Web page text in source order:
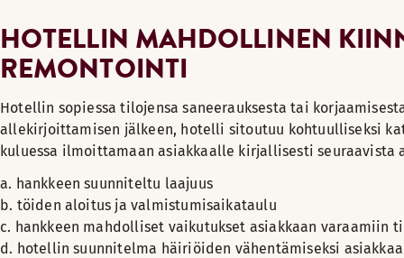
HOTELLIN MAHDOLLINEN
REMONTOINTI
Hotellin sopiessa tilojensa saneerauksesta tai
allekirjoittamisen jälkeen, hotelli sitoutuu kohtuulliseksi
kuluessa ilmoittamaan asiakkaalle kirjallisesti seuraavista
a. hankkeen suunniteltu laajuus
b. töiden aloitus ja valmistumisaikataulu
c. hankkeen mahdolliset vaikutukset asiakkaan varaamiin
d. hotellin suunnitelma häiriöiden vähentämiseksi